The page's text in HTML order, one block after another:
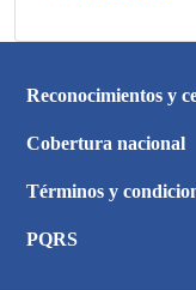
Reconocimientos y
Cobertura nacional
Términos y
PQRS